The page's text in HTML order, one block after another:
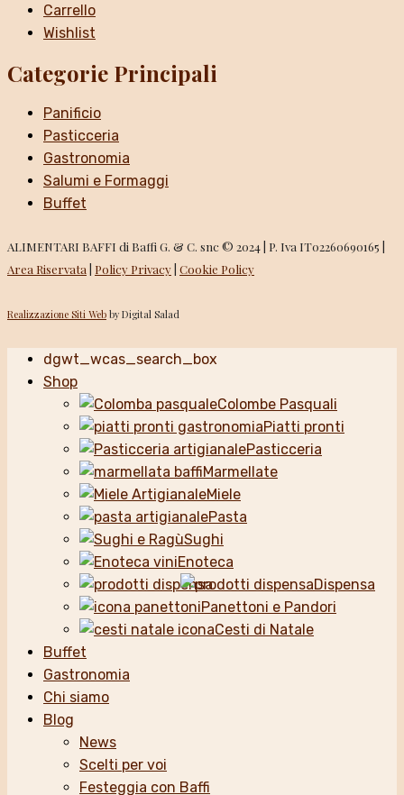
Carrello
Wishlist
Categorie Principali
Panificio
Pasticceria
Gastronomia
Salumi e Formaggi
Buffet
ALIMENTARI BAFFI di Baffi G. & C. snc © 2024 | P. Iva IT02260690165 |
Area Riservata
Policy Privacy Cookie Policy
Realizzazione Siti Web by Digital Salad
dgwt_wcas_search_box
Shop
Colombe Pasquali
Piatti pronti
Pasticceria
Marmellate
Miele
Pasta
Sughi
Enoteca
Dispensa
Panettoni e Pandori
Cesti di Natale
Buffet
Gastronomia
Chi siamo
Blog
News
Scelti per voi
Festeggia con Baffi